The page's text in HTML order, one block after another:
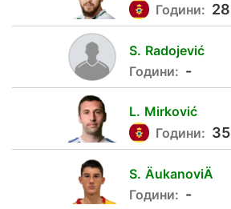
Години: 28
S. Radojević
Години: -
L. Mirković
Години: 35
S. ÄukanoviÄ
Години: -